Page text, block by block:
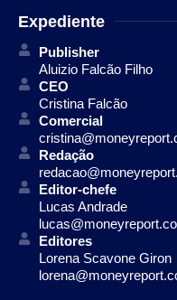
Expediente
Publisher
Aluizio Falcão Filho
CEO
Cristina Falcão
Comercial
Redação
Editor-chefe
Lucas Andrade
Editores
Lorena Scavone Giron